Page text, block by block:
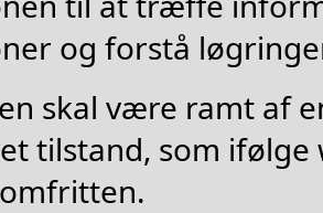
og forstå
skal være ramt af
tilstand, som